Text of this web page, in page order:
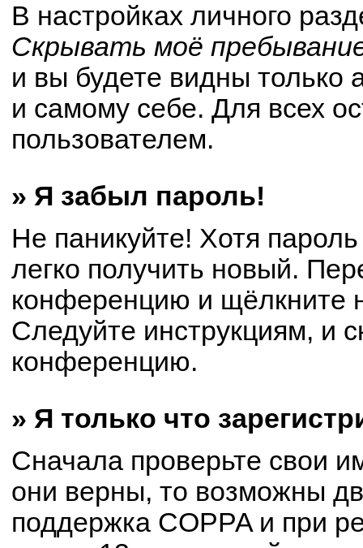
В настройках личного
Скрывать моё
и вы будете видны только
и самому себе. Для всех
пользователем.
» Я забыл пароль!
Не паникуйте! Хотя
легко получить новый.
конференцию и щёлкните
Следуйте инструкциям, и
конференцию.
» Я только что
Сначала проверьте свои
они верны, то возможны
поддержка COPPA и при